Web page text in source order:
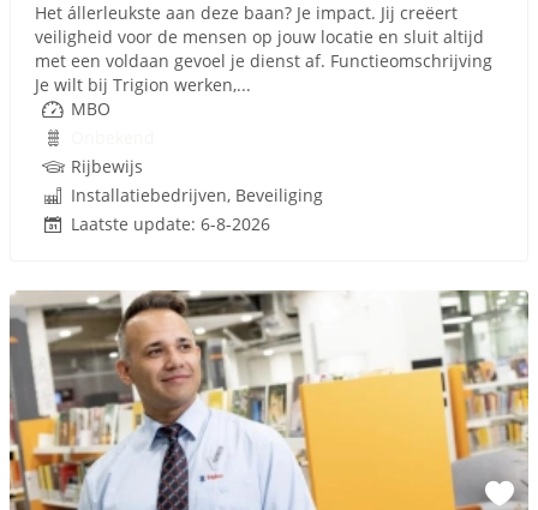
Het állerleukste aan deze baan? Je impact. Jij creëert
veiligheid voor de mensen op jouw locatie en sluit altijd
met een voldaan gevoel je dienst af. Functieomschrijving
Je wilt bij Trigion werken,...
MBO
Rijbewijs
Installatiebedrijven, Beveiliging
Laatste update: 6-8-2026